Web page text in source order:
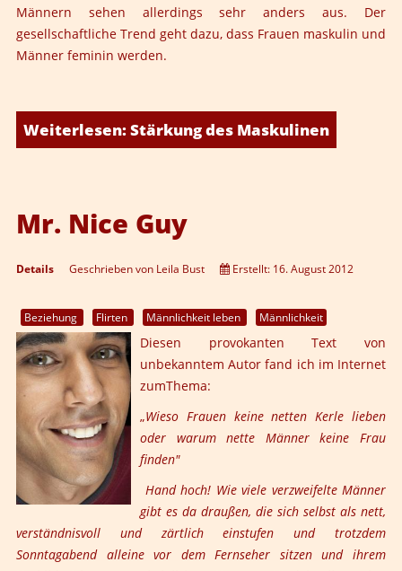
Männern sehen allerdings sehr anders aus. Der
gesellschaftliche Trend geht dazu, dass Frauen maskulin und
Männer feminin werden.
Weiterlesen: Stärkung des Maskulinen
Mr. Nice Guy
Details Geschrieben von Leila Bust Erstellt: 16. August 2012
Beziehung Flirten Männlichkeit leben Männlichkeit
Diesen provokanten Text von
unbekanntem Autor fand ich im Internet
zumThema:
„Wieso Frauen keine netten Kerle lieben
oder warum nette Männer keine Frau
finden"
Hand hoch! Wie viele verzweifelte Männer
gibt es da draußen, die sich selbst als nett,
verständnisvoll und zärtlich einstufen und trotzdem
Sonntagabend alleine vor dem Fernseher sitzen und ihrem